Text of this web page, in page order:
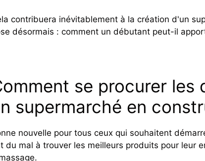
contribuera inévitablement à la création d'un
désormais : comment un débutant peut-il
se procurer les
supermarché en
nouvelle pour tous ceux qui souhaitent
du mal à trouver les meilleurs produits pour leur